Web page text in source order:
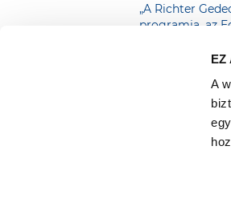
EZ
A
„A Richter
programja, az
Sarolta, a
Az adományt
kórházba
soraival a